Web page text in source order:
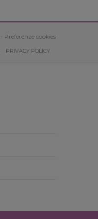
- Preferenze cookies
PRIVACY POLICY